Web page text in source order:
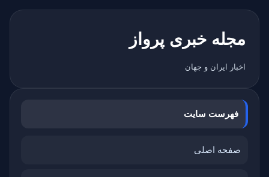
مجله خبری پرواز
اخبار ایران و جهان
فهرست سایت
صفحه اصلی